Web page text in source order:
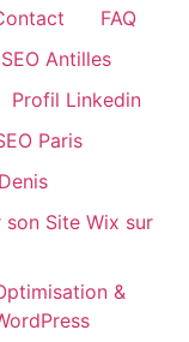
FAQ
SEO Antilles
Profil Linkedin
Paris
Site Wix sur
&